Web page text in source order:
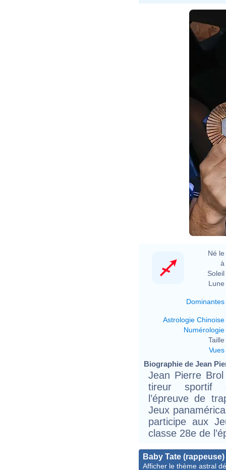
Né le
à
Soleil
Lune
Dominantes
Astrologie Chinoise
Numérologie
Taille
Vues
Biographie de Jean
Jean Pierre
tireur sportif
l’épreuve de
Jeux
participe aux
classe 28e de
Baby Tate (rappeuse)
Afficher le thème astral